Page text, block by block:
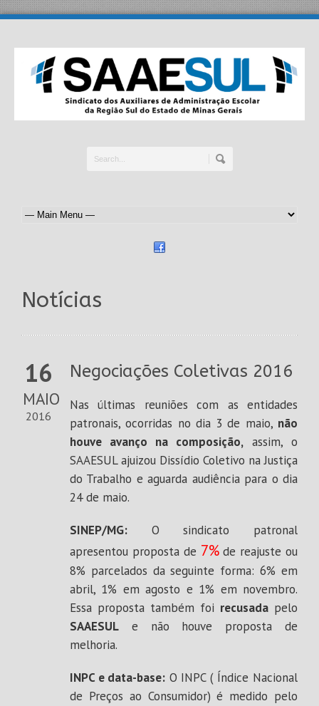
Notícias
16
MAIO
2016
Negociações Coletivas 2016
Nas últimas reuniões com as entidades
patronais, ocorridas no dia 3 de maio, não
houve avanço na composição, assim, o
SAAESUL ajuizou Dissídio Coletivo na Justiça
do Trabalho e aguarda audiência para o dia
24 de maio.
SINEP/MG: O sindicato patronal
apresentou proposta de 7%de reajuste ou
8% parcelados da seguinte forma: 6% em
abril, 1% em agosto e 1% em novembro.
Essa proposta também foi recusada pelo
SAAESUL e não houve proposta de
melhoria.
INPC e data-base: O INPC ( Índice Nacional
de Preços ao Consumidor) é medido pelo